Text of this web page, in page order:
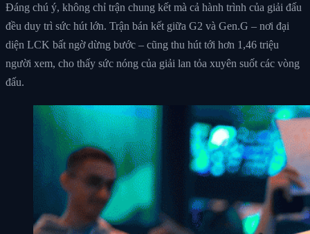
Đáng chú ý, không chỉ trận chung kết mà cả hành trình của giải đấu
đều duy trì sức hút lớn. Trận bán kết giữa G2 và Gen.G – nơi đại
diện LCK bất ngờ dừng bước – cũng thu hút tới hơn 1,46 triệu
người xem, cho thấy sức nóng của giải lan tỏa xuyên suốt các vòng
đấu.